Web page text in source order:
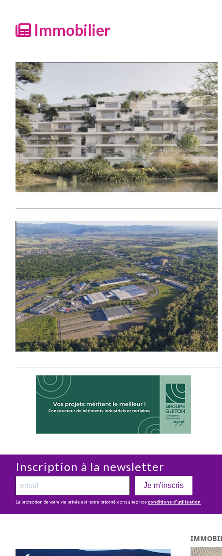
Immobilier
Inscription à la newsletter
Je m'inscris
La protection de votre vie privée est notre priorité, consultez nos conditions d’utilisation